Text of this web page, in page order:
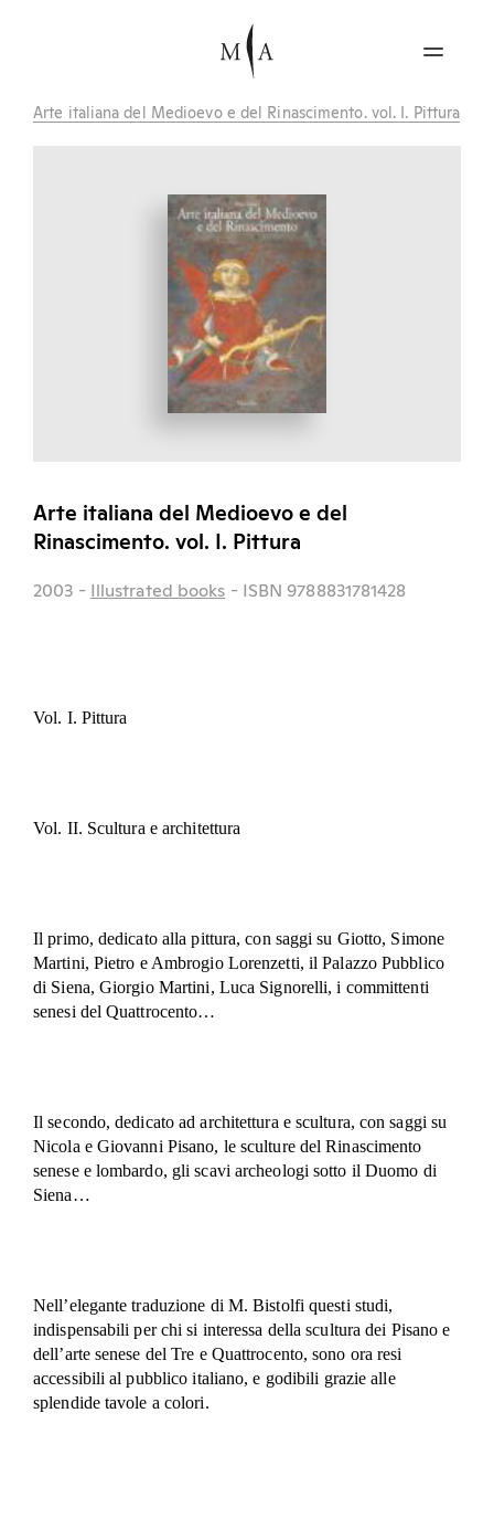
Arte italiana del Medioevo e del Rinascimento. vol. I. Pittura
Arte italiana del Medioevo e del
Rinascimento. vol. I. Pittura
2003 - Illustrated books - ISBN 9788831781428
Vol. I. Pittura
Vol. II. Scultura e architettura
Il primo, dedicato alla pittura, con saggi su Giotto, Simone
Martini, Pietro e Ambrogio Lorenzetti, il Palazzo Pubblico
di Siena, Giorgio Martini, Luca Signorelli, i committenti
senesi del Quattrocento…
Il secondo, dedicato ad architettura e scultura, con saggi su
Nicola e Giovanni Pisano, le sculture del Rinascimento
senese e lombardo, gli scavi archeologi sotto il Duomo di
Siena…
Nell’elegante traduzione di M. Bistolfi questi studi,
indispensabili per chi si interessa della scultura dei Pisano e
dell’arte senese del Tre e Quattrocento, sono ora resi
accessibili al pubblico italiano, e godibili grazie alle
splendide tavole a colori.